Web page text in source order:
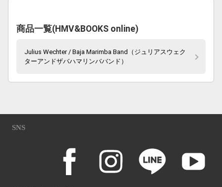
商品一覧(HMV&BOOKS online)
Julius Wechter / Baja Marimba Band（ジュリアスウェク
ターアンドザバハマリンババンド）
SNS